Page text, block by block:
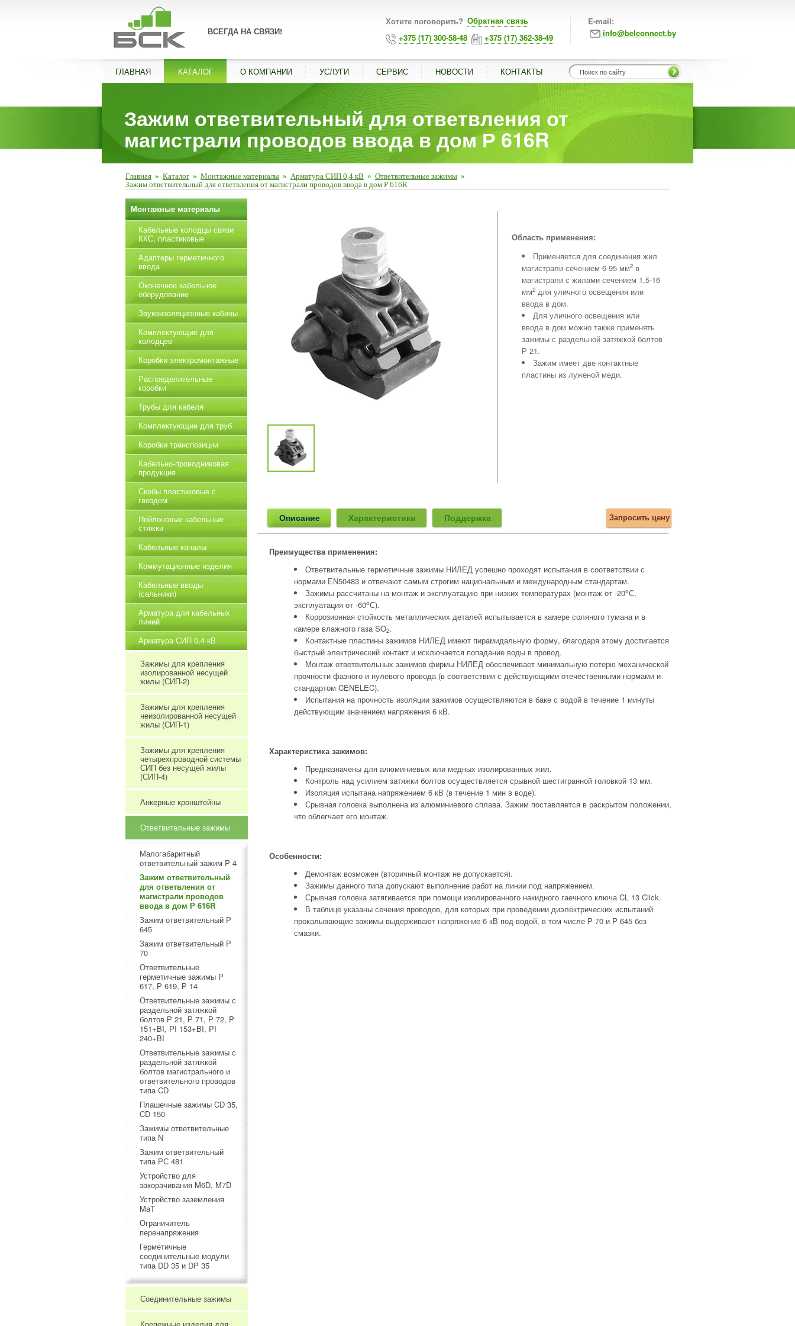
ВСЕГДА НА СВЯЗИ!
Хотите поговорить? Обратная связь
+375 (17) 300-58-48
+375 (17) 362-38-49
E-mail:
info@belconnect.by
ГЛАВНАЯ КАТАЛОГ О КОМПАНИИ УСЛУГИ СЕРВИС НОВОСТИ КОНТАКТЫ
Зажим ответвительный для ответвления от
магистрали проводов ввода в дом Р 616R
Главная » Каталог » Монтажные материалы » Арматура СИП 0,4 кВ » Ответвительные зажимы »
Зажим ответвительный для ответвления от магистрали проводов ввода в дом Р 616R
Область применения:
Применяется для соединения жил
магистрали сечением 6-95 мм2 в
магистрали с жилами сечением 1,5-16
мм2 для уличного освещения или
ввода в дом.
Для уличного освещения или
ввода в дом можно также применять
зажимы с раздельной затяжкой болтов
Р 21.
Зажим имеет две контактные
пластины из луженой меди.
Описание Характеристики Поддержка Запросить цену
Преимущества применения:
Ответвительные герметичные зажимы НИЛЕД успешно проходят испытания в соответствии с
нормами EN50483 и отвечают самым строгим национальным и международным стандартам.
Зажимы рассчитаны на монтаж и эксплуатацию при низких температурах (монтаж от -20оС,
эксплуатация от -60оС).
Коррозионная стойкость металлических деталей испытывается в камере соляного тумана и в
камере влажного газа SO2.
Контактные пластины зажимов НИЛЕД имеют пирамидальную форму, благодаря этому достигается
быстрый электрический контакт и исключается попадание воды в провод.
Монтаж ответвительных зажимов фирмы НИЛЕД обеспечивает минимальную потерю механической
прочности фазного и нулевого провода (в соответствии с действующими отечественными нормами и
стандартом CENELEC).
Испытания на прочность изоляции зажимов осуществляются в баке с водой в течение 1 минуты
действующим значением напряжения 6 кВ.
Характеристика зажимов:
Предназначены для алюминиевых или медных изолированных жил.
Контроль над усилием затяжки болтов осуществляется срывной шестигранной головкой 13 мм.
Изоляция испытана напряжением 6 кВ (в течение 1 мин в воде).
Срывная головка выполнена из алюминиевого сплава. Зажим поставляется в раскрытом положении,
что облегчает его монтаж.
Особенности:
Демонтаж возможен (вторичный монтаж не допускается).
Зажимы данного типа допускают выполнение работ на линии под напряжением.
Срывная головка затягивается при помощи изолированного накидного гаечного ключа CL 13 Click.
В таблице указаны сечения проводов, для которых при проведении диэлектрических испытаний
прокалывающие зажимы выдерживают напряжение 6 кВ под водой, в том числе P 70 и P 645 без
смазки.
Монтажные материалы
Кабельные колодцы связи
ККС, пластиковые
Адаптеры герметичного
ввода
Оконечное кабельное
оборудование
Звукоизоляционные кабины
Комплектующие для
колодцев
Коробки электромонтажные
Распределительные
коробки
Трубы для кабеля
Комплектующие для труб
Коробки транспозиции
Кабельно-проводниковая
продукция
Скобы пластиковые с
гвоздем
Нейлоновые кабельные
стяжки
Кабельные каналы
Коммутационные изделия
Кабельные вводы
(сальники)
Арматура для кабельных
линий
Арматура СИП 0,4 кВ
Зажимы для крепления
изолированной несущей
жилы (СИП-2)
Зажимы для крепления
неизолированной несущей
жилы (СИП-1)
Зажимы для крепления
четырехпроводной системы
СИП без несущей жилы
(СИП-4)
Анкерные кронштейны
Ответвительные зажимы
Малогабаритный
ответвительный зажим P 4
Зажим ответвительный
для ответвления от
магистрали проводов
ввода в дом Р 616R
Зажим ответвительный Р
645
Зажим ответвительный Р
70
Ответвительные
герметичные зажимы Р
617, Р 619, Р 14
Ответвительные зажимы с
раздельной затяжкой
болтов Р 21, Р 71, Р 72, P
151+BI, PI 153+BI, PI
240+BI
Ответвительные зажимы с
раздельной затяжкой
болтов магистрального и
ответвительного проводов
типа CD
Плашечные зажимы CD 35,
CD 150
Зажимы ответвительные
типа N
Зажим ответвительный
типа РС 481
Устройство для
закорачивания M6D, M7D
Устройство заземления
MaT
Ограничитель
перенапряжения
Герметичные
соединительные модули
типа DD 35 и DP 35
Соединительные зажимы